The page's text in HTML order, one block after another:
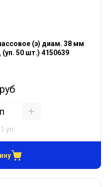
(э) диам. 38 мм
50 шт.) 4150639
уп